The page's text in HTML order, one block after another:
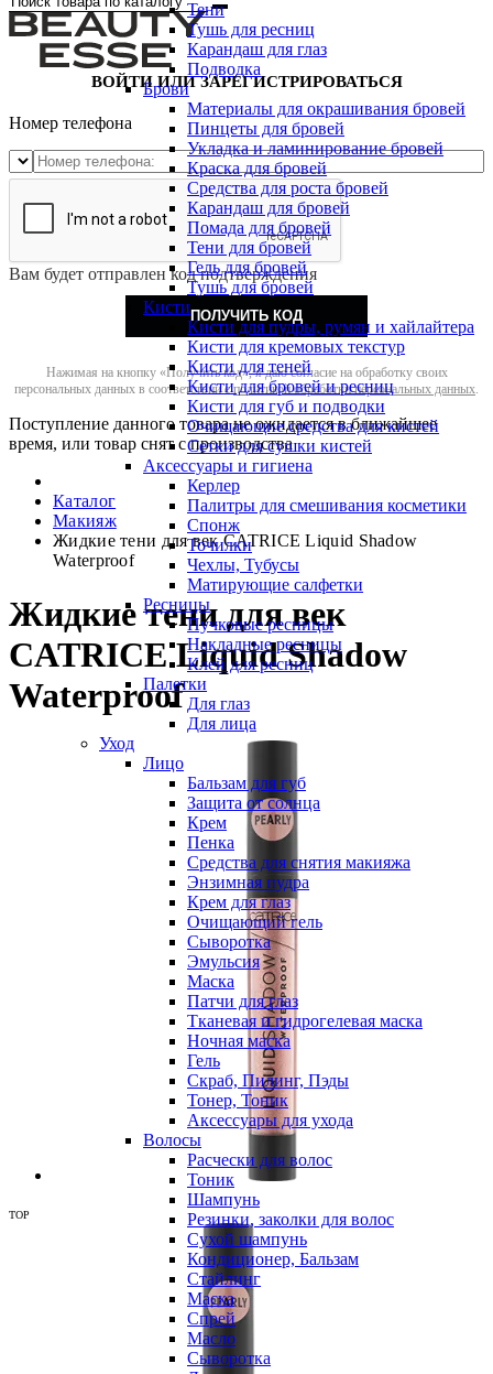
Тени
Тушь для ресниц
Карандаш для глаз
Подводка
Брови
Материалы для окрашивания бровей
Пинцеты для бровей
Укладка и ламинирование бровей
Краска для бровей
Средства для роста бровей
Карандаш для бровей
Помада для бровей
Тени для бровей
Гель для бровей
Тушь для бровей
Кисти
Кисти для пудры, румян и хайлайтера
Кисти для кремовых текстур
Кисти для теней
Кисти для бровей и ресниц
Кисти для губ и подводки
Очищающие средства для кистей
Сетки для сушки кистей
Аксессуары и гигиена
Керлер
Палитры для смешивания косметики
Спонж
Точилки
Чехлы, Тубусы
Матирующие салфетки
Ресницы
Пучковые ресницы
Накладные ресницы
Клей для ресниц
Палетки
Для глаз
Для лица
Уход
Лицо
Бальзам для губ
Защита от солнца
Крем
Пенка
Средства для снятия макияжа
Энзимная пудра
Крем для глаз
Очищающий гель
Сыворотка
Эмульсия
Маска
Патчи для глаз
Тканевая и гидрогелевая маска
Ночная маска
Гель
Скраб, Пилинг, Пэды
Тонер, Тоник
Аксессуары для ухода
Волосы
Расчески для волос
Тоник
Шампунь
Резинки, заколки для волос
Сухой шампунь
Кондиционер, Бальзам
Стайлинг
Маска
Спрей
Масло
Сыворотка
ВОЙТИ ИЛИ ЗАРЕГИСТРИРОВАТЬСЯ
Номер телефона
Вам будет отправлен код подтверждения
ПОЛУЧИТЬ КОД
Нажимая на кнопку «Получить код», я даю согласие на обработку своих
персональных данных в соответствии сполитикой обработки персональных данных.
Поступление данного товара не ожидается в ближайшее
время, или товар снят с производства
Каталог
Макияж
Жидкие тени для век CATRICE Liquid Shadow
Waterproof
Жидкие тени для век
CATRICE Liquid Shadow
Waterproof
TOP